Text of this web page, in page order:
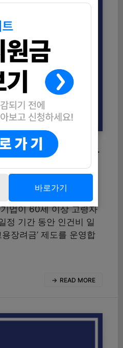
! 천안시 노인 고용
정리
업이 60세 이상 고령자
정 기간 동안 인건비 일
장려금’ 제도를 운영합
READ MORE
바로가기